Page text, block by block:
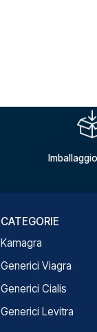
CATEGORIE
Kamagra
Generici Viagra
Generici Cialis
Generici Levitra